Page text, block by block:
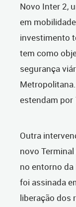
Novo Inter 2,
em
investimento
tem como
segurança
estendam por
Outra
novo
no entorno da
foi assinada
liberação dos